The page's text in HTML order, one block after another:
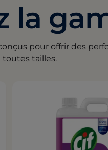
la
pour offrir des
tailles.